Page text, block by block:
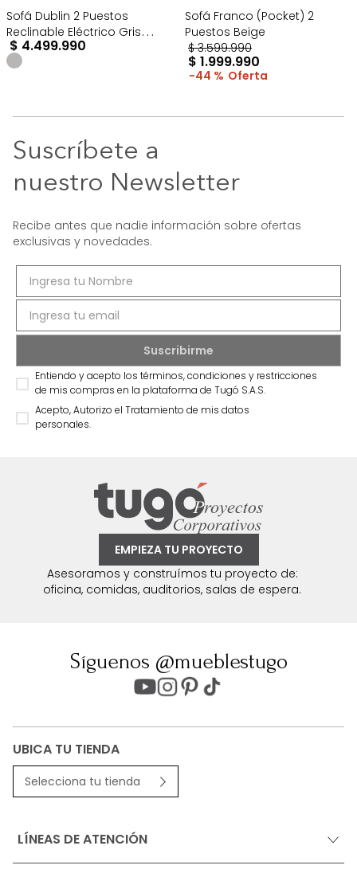
Sofá Dublin 2 Puestos
Reclinable Eléctrico Gris
Oscuro
$ 4.499.990
Sofá Franco (Pocket) 2
Puestos Beige
$ 3.599.990
$ 1.999.990
44 %
Suscríbete a
nuestro Newsletter
Recibe antes que nadie información sobre ofertas
exclusivas y novedades.
Entiendo y acepto los términos, condiciones y restricciones
de mis compras en la plataforma de Tugó S.A.S.
Acepto, Autorizo el Tratamiento de mis datos
personales.
EMPIEZA TU PROYECTO
Asesoramos y construímos tu proyecto de:
oficina, comidas, auditorios, salas de espera.
Síguenos @mueblestugo
UBICA TU TIENDA
Selecciona tu tienda
LÍNEAS DE ATENCIÓN